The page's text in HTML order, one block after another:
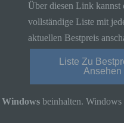
Über diesen Link kannst
vollständige Liste mit
aktuellen Bestpreis
Liste Zu
Ansehen
beinhalten. Windows